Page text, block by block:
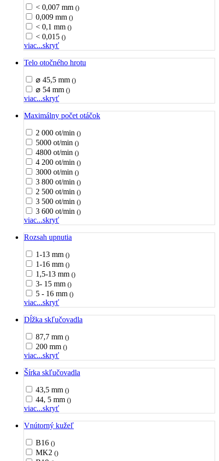
< 0,007 mm ()
0,009 mm ()
< 0,1 mm ()
< 0,015 ()
viac...skryť
Telo otočného hrotu
⌀ 45,5 mm ()
⌀ 54 mm ()
viac...skryť
Maximálny počet otáčok
2 000 ot/min ()
5000 ot/min ()
4800 ot/min ()
4 200 ot/min ()
3000 ot/min ()
3 800 ot/min ()
2 500 ot/min ()
3 500 ot/min ()
3 600 ot/min ()
viac...skryť
Rozsah upnutia
1-13 mm ()
1-16 mm ()
1,5-13 mm ()
3- 15 mm ()
5 - 16 mm ()
viac...skryť
Dĺžka skľučovadla
87,7 mm ()
200 mm ()
viac...skryť
Šírka skľučovadla
43,5 mm ()
44, 5 mm ()
viac...skryť
Vnútorný kužeľ
B16 ()
MK2 ()